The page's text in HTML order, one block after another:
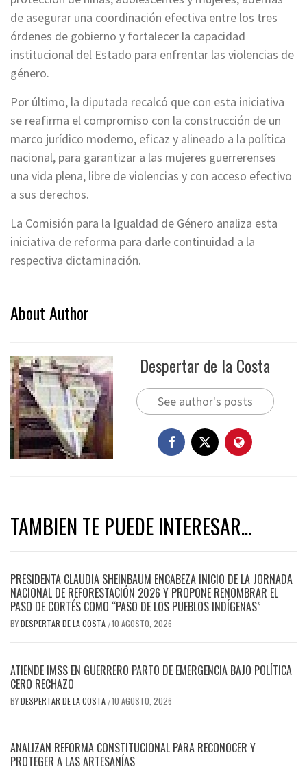
de asegurar una coordinación efectiva entre los tres
órdenes de gobierno y fortalecer la capacidad
institucional del Estado para enfrentar las violencias de
género.
Por último, la diputada recalcó que con esta iniciativa
se reafirma el compromiso con la construcción de un
marco jurídico moderno, eficaz y alineado a la política
nacional, para garantizar a las mujeres guerrerenses
una vida plena, libre de violencias y con acceso efectivo
a sus derechos.
La Comisión para la Igualdad de Género analiza esta
iniciativa de reforma para darle continuidad a la
respectiva dictaminación.
About Author
Despertar de la Costa
See author's posts
TAMBIEN TE PUEDE INTERESAR...
PRESIDENTA CLAUDIA SHEINBAUM ENCABEZA INICIO DE LA JORNADA
NACIONAL DE REFORESTACIÓN 2026 Y PROPONE RENOMBRAR EL
PASO DE CORTÉS COMO “PASO DE LOS PUEBLOS INDÍGENAS”
BYDESPERTAR DE LA COSTA /10 AGOSTO, 2026
ATIENDE IMSS EN GUERRERO PARTO DE EMERGENCIA BAJO POLÍTICA
CERO RECHAZO
BYDESPERTAR DE LA COSTA /10 AGOSTO, 2026
ANALIZAN REFORMA CONSTITUCIONAL PARA RECONOCER Y
PROTEGER A LAS ARTESANÍAS